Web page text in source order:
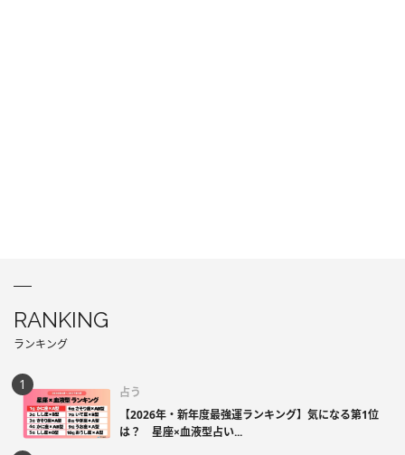
RANKING
ランキング
占う
【2026年・新年度最強運ランキング】気になる第1位
は？ 星座×血液型占い...